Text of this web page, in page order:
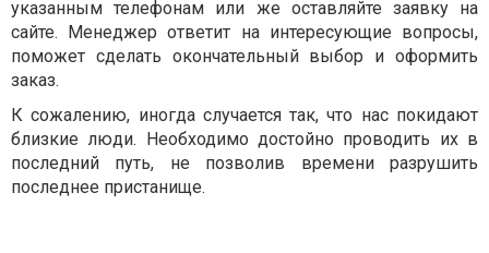
указанным телефонам или же оставляйте заявку на
сайте. Менеджер ответит на интересующие вопросы,
поможет сделать окончательный выбор и оформить
заказ.
К сожалению, иногда случается так, что нас покидают
близкие люди. Необходимо достойно проводить их в
последний путь, не позволив времени разрушить
последнее пристанище.